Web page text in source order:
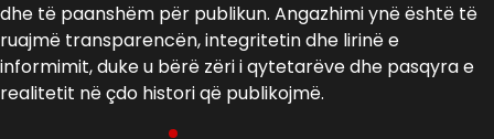
dhe të paanshëm për publikun. Angazhimi ynë është të
ruajmë transparencën, integritetin dhe lirinë e
informimit, duke u bërë zëri i qytetarëve dhe pasqyra e
realitetit në çdo histori që publikojmë.